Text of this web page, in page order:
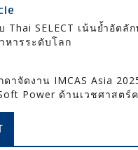
Thai SELECT เน้นย้ำอัตลั
หารระดับโลก
าจัดงาน IMCAS Asia
Power ด้านเวชศาสตร์